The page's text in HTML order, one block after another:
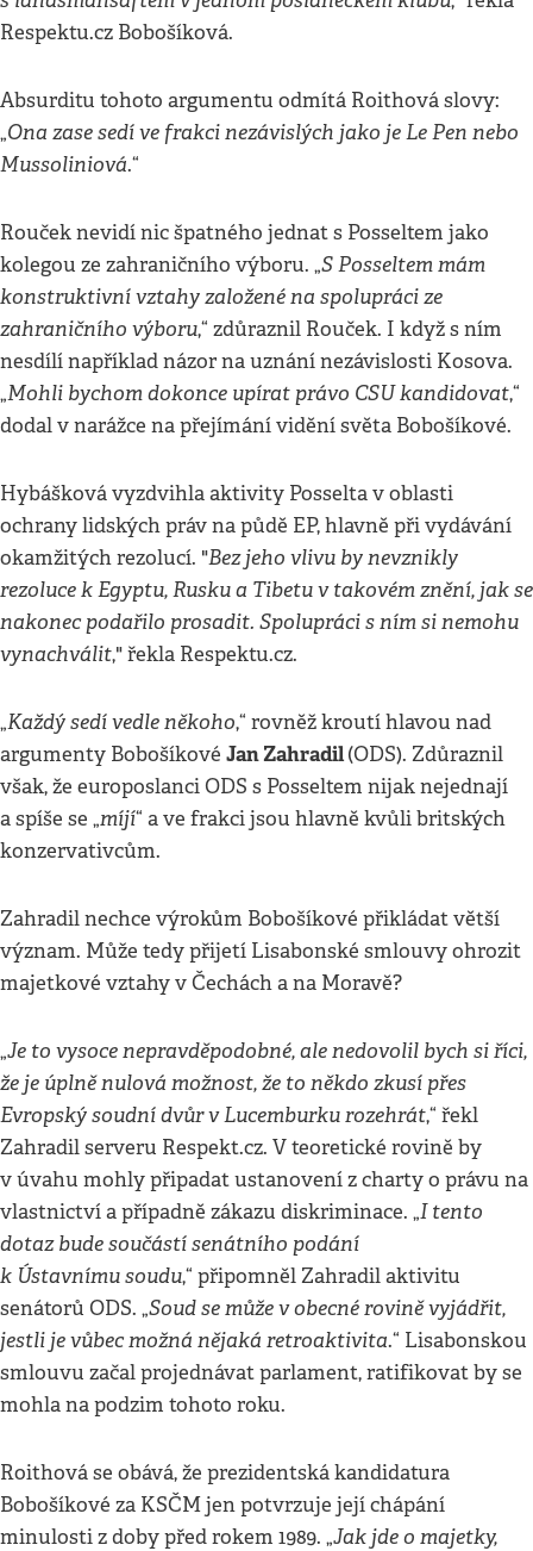
Respektu.cz Bobošíková.
Absurditu tohoto argumentu odmítá Roithová slovy:
„Ona zase sedí ve frakci nezávislých jako je Le Pen nebo
Mussoliniová.“
Rouček nevidí nic špatného jednat s Posseltem jako
kolegou ze zahraničního výboru. „S Posseltem mám
konstruktivní vztahy založené na spolupráci ze
zahraničního výboru,“ zdůraznil Rouček. I když s ním
nesdílí například názor na uznání nezávislosti Kosova.
„Mohli bychom dokonce upírat právo CSU kandidovat,“
dodal v narážce na přejímání vidění světa Bobošíkové.
Hybášková vyzdvihla aktivity Posselta v oblasti
ochrany lidských práv na půdě EP, hlavně při vydávání
okamžitých rezolucí. "Bez jeho vlivu by nevznikly
rezoluce k Egyptu, Rusku a Tibetu v takovém znění, jak se
nakonec podařilo prosadit. Spolupráci s ním si nemohu
vynachválit," řekla Respektu.cz.
„Každý sedí vedle někoho,“ rovněž kroutí hlavou nad
argumenty Bobošíkové Jan Zahradil(ODS). Zdůraznil
však, že europoslanci ODS s Posseltem nijak nejednají
a spíše se „míjí“ a ve frakci jsou hlavně kvůli britských
konzervativcům.
Zahradil nechce výrokům Bobošíkové přikládat větší
význam. Může tedy přijetí Lisabonské smlouvy ohrozit
majetkové vztahy v Čechách a na Moravě?
„Je to vysoce nepravděpodobné, ale nedovolil bych si říci,
že je úplně nulová možnost, že to někdo zkusí přes
Evropský soudní dvůr v Lucemburku rozehrát,“ řekl
Zahradil serveru Respekt.cz. V teoretické rovině by
v úvahu mohly připadat ustanovení z charty o právu na
vlastnictví a případně zákazu diskriminace. „I tento
dotaz bude součástí senátního podání
k Ústavnímu soudu,“ připomněl Zahradil aktivitu
senátorů ODS. „Soud se může v obecné rovině vyjádřit,
jestli je vůbec možná nějaká retroaktivita.“ Lisabonskou
smlouvu začal projednávat parlament, ratifikovat by se
mohla na podzim tohoto roku.
Roithová se obává, že prezidentská kandidatura
Bobošíkové za KSČM jen potvrzuje její chápání
minulosti z doby před rokem 1989. „Jak jde o majetky,